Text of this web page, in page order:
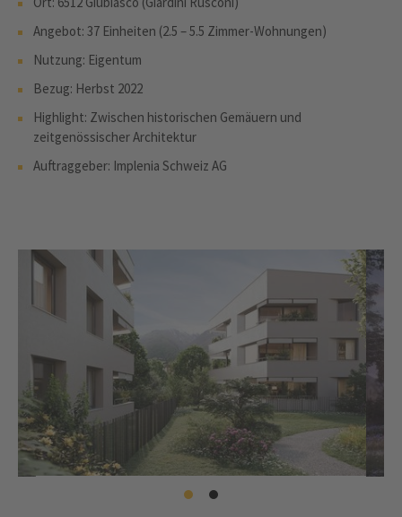
Angebot: 37 Einheiten (2.5 – 5.5 Zimmer-Wohnungen)
Nutzung: Eigentum
Bezug: Herbst 2022
Highlight: Zwischen historischen Gemäuern und
zeitgenössischer Architektur
Auftraggeber: Implenia Schweiz AG